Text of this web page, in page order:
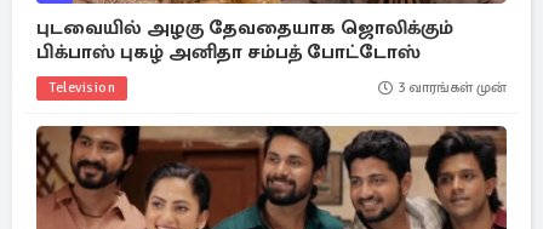
புடவையில் அழகு தேவதையாக ஜொலிக்கும்
பிக்பாஸ் புகழ் அனிதா சம்பத் போட்டோஸ்
Television 3 வாரங்கள் முன்